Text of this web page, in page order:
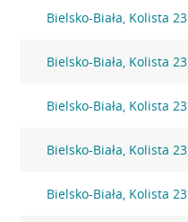
Bielsko-Biała, Kolista 23
Bielsko-Biała, Kolista 23
Bielsko-Biała, Kolista 23
Bielsko-Biała, Kolista 23
Bielsko-Biała, Kolista 23